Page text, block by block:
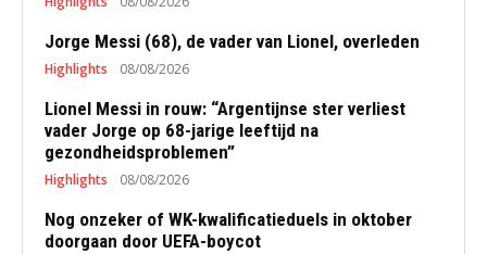
Jorge Messi (68), de vader van Lionel, overleden
Highlights 08/08/2026
Lionel Messi in rouw: “Argentijnse ster verliest
vader Jorge op 68-jarige leeftijd na
gezondheidsproblemen”
Highlights 08/08/2026
Nog onzeker of WK-kwalificatieduels in oktober
doorgaan door UEFA-boycot